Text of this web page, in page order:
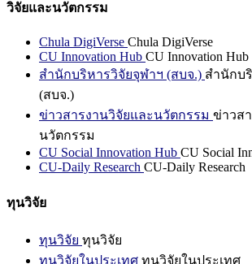
วิจัยและนวัตกรรม
Chula DigiVerse Chula DigiVerse
CU Innovation Hub CU Innovation Hub
สำนักบริหารวิจัยจุฬาฯ (สบจ.) สำนักบ
(สบจ.)
ข่าวสารงานวิจัยและนวัตกรรม ข่าวส
นวัตกรรม
CU Social Innovation Hub CU Social
CU-Daily Research CU-Daily Research
ทุนวิจัย
ทุนวิจัย ทุนวิจัย
ทุนวิจัยในประเทศ ทุนวิจัยในประเทศ